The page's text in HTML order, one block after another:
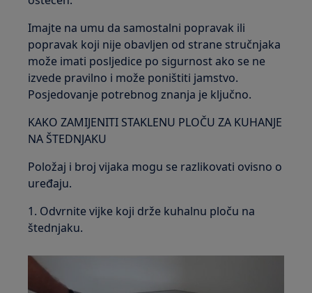
Imajte na umu da samostalni popravak ili
popravak koji nije obavljen od strane stručnjaka
može imati posljedice po sigurnost ako se ne
izvede pravilno i može poništiti jamstvo.
Posjedovanje potrebnog znanja je ključno.
KAKO ZAMIJENITI STAKLENU PLOČU ZA KUHANJE
NA ŠTEDNJAKU
Položaj i broj vijaka mogu se razlikovati ovisno o
uređaju.
1. Odvrnite vijke koji drže kuhalnu ploču na
štednjaku.